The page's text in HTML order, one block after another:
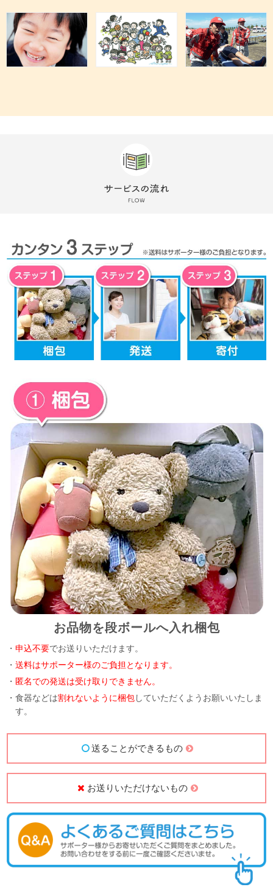
お品物を段ボールへ入れ梱包
・申込不要でお送りいただけます。
・送料はサポーター様のご負担となります。
・ 匿名での発送は受け取りできません。
・食器などは割れないように梱包していただくようお願いいたしま
す。
送ることができるもの
お送りいただけないもの